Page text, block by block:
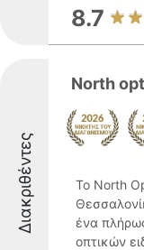
8.7
Διακριθέντες
North
Το North
ένα
οπτικών